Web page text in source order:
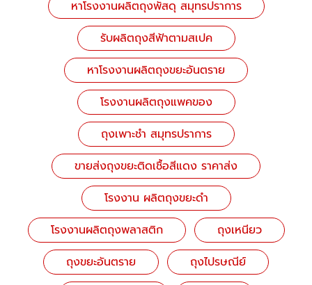
หาโรงงานผลิตถุงพัสดุ สมุทรปราการ
รับผลิตถุงสีฟ้าตามสเปค
หาโรงงานผลิตถุงขยะอันตราย
โรงงานผลิตถุงแพคของ
ถุงเพาะชำ สมุทรปราการ
ขายส่งถุงขยะติดเชื้อสีแดง ราคาส่ง
โรงงาน ผลิตถุงขยะดำ
โรงงานผลิตถุงพลาสติก
ถุงเหนียว
ถุงขยะอันตราย
ถุงไปรษณีย์